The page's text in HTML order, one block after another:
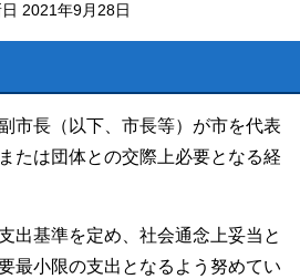
2021年9月28日
市長（以下、市長等）が市を代表
たは団体との交際上必要となる経
出基準を定め、社会通念上妥当と
最小限の支出となるよう努めてい